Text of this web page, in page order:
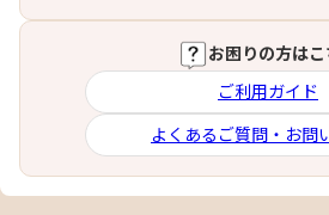
お困りの方はこ
ご利用ガイド
よくあるご質問・お問